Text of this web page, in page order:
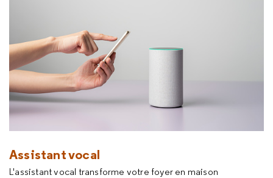
Assistant vocal
L'assistant vocal transforme votre foyer en maison